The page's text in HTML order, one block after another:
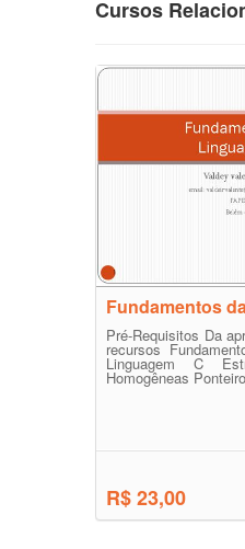
Cursos
Fundamentos
Pré-Requisitos Da
recursos
Linguagem C
Homogêneas
R$ 23,00